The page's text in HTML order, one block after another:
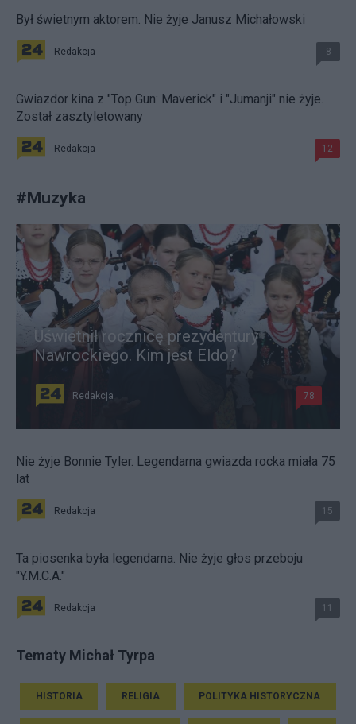
Był świetnym aktorem. Nie żyje Janusz Michałowski
Redakcja 8
Gwiazdor kina z "Top Gun: Maverick" i "Jumanji" nie żyje.
Został zasztyletowany
Redakcja 12
#Muzyka
Uświetnił rocznicę prezydentury
Nawrockiego. Kim jest Eldo?
Redakcja 78
Nie żyje Bonnie Tyler. Legendarna gwiazda rocka miała 75
lat
Redakcja 15
Ta piosenka była legendarna. Nie żyje głos przeboju
"Y.M.C.A."
Redakcja 11
Tematy Michał Tyrpa
HISTORIA RELIGIA POLITYKA HISTORYCZNA